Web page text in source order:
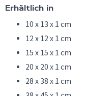
Erhältlich in
10 x 13 x 1 cm
12 x 12 x 1 cm
15 x 15 x 1 cm
20 x 20 x 1 cm
28 x 38 x 1 cm